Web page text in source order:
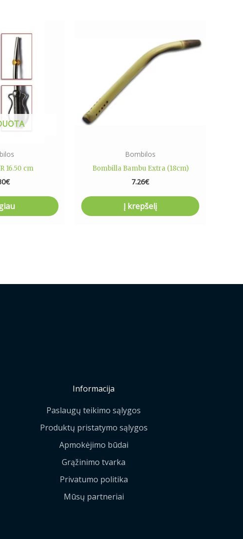
16.50 cm
€
Bombilos
Bombilla Bambu Extra (18cm)
7.26€
Į krepšelį
Informacija
Paslaugų teikimo sąlygos
Produktų pristatymo sąlygos
Apmokėjimo būdai
Grąžinimo tvarka
Privatumo politika
Mūsų partneriai